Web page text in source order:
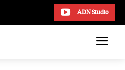
ADN Studio